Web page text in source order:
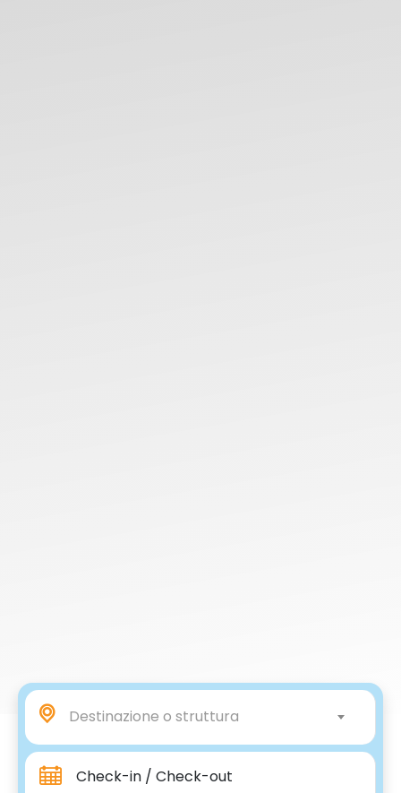
Destinazione o struttura
Check-in / Check-out